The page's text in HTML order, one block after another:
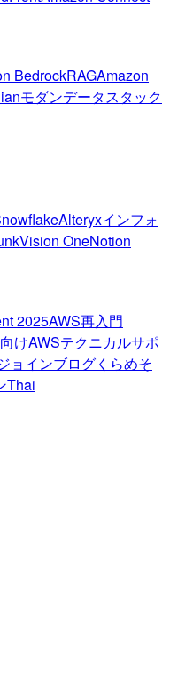
BedrockRAGAmazon
モダンデータスタック
Alteryxインフォ
Vision OneNotion
2025AWS再入門
けAWSテクニカルサポ
ョインブログくらめそ
Thai